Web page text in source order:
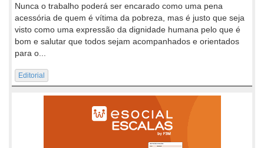
Nunca o trabalho poderá ser encarado como uma pena
acessória de quem é vítima da pobreza, mas é justo que seja
visto como uma expressão da dignidade humana pelo que é
bom e salutar que todos sejam acompanhados e orientados
para o...
Editorial